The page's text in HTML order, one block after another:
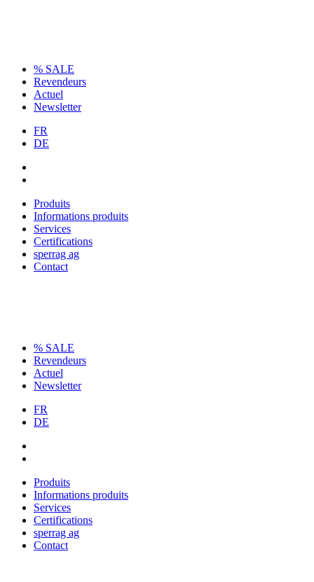
% SALE
Revendeurs
Actuel
Newsletter
FR
DE
Produits
Informations produits
Services
Certifications
sperrag ag
Contact
% SALE
Revendeurs
Actuel
Newsletter
FR
DE
Produits
Informations produits
Services
Certifications
sperrag ag
Contact